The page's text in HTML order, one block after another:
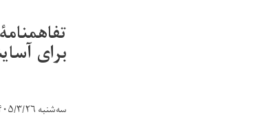
برای
سه‌شنبه ۱۴۰۵/۳/۲۶ - ۸:۵۴